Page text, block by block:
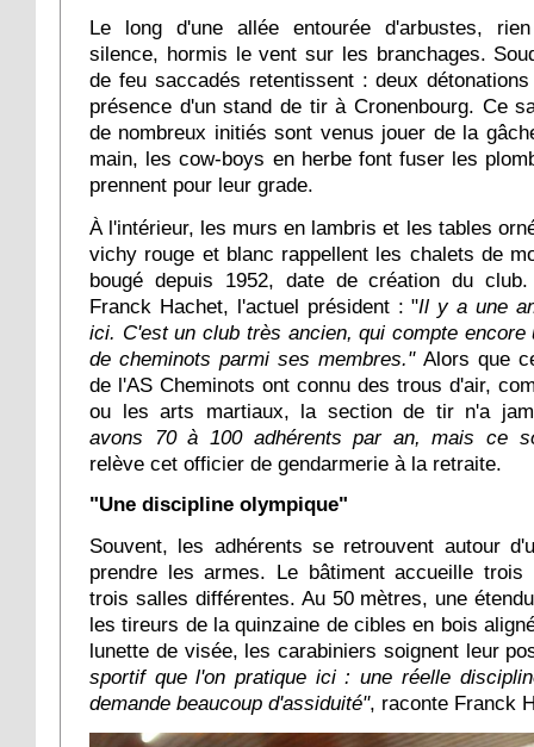
Le long d'une allée entourée d'arbustes,
silence, hormis le vent sur les branchages.
de feu saccadés retentissent : deux
présence d'un stand de tir à Cronenbourg. Ce
de nombreux initiés sont venus jouer de la
main, les cow-boys en herbe font fuser les
prennent pour leur grade.
À l'intérieur, les murs en lambris et les tables
vichy rouge et blanc rappellent les chalets de
bougé depuis 1952, date de création du
Franck Hachet, l'actuel président : "Il y a une
ici. C'est un club très ancien, qui compte encore
de cheminots parmi ses membres."Alors que
de l'AS Cheminots ont connu des trous d'air,
ou les arts martiaux, la section de tir n'a
avons 70 à 100 adhérents par an, mais ce
relève cet officier de gendarmerie à la retraite.
"Une discipline olympique"
Souvent, les adhérents se retrouvent autour
prendre les armes. Le bâtiment accueille
trois salles différentes. Au 50 mètres, une
les tireurs de la quinzaine de cibles en bois
lunette de visée, les carabiniers soignent leur
sportif que l'on pratique ici : une réelle
demande beaucoup d'assiduité", raconte Franck